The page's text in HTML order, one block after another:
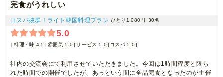
完食がうれしい
コスパ抜群！ライト韓国料理プラン ひとり1,080円 30名
5.0
料理・味 4.5 雰囲気 5.0 サービス 5.0 コスパ 5.0
社内の交流会にて利用させていただきました。今回は1時間程度と限ら
れた時間での開催でしたが、あっという間に全品完食となったのが主催